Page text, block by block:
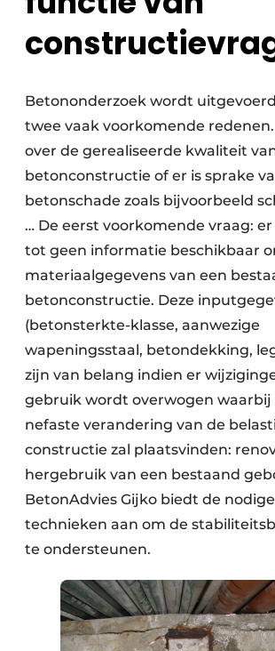
Betononderzoek wordt
twee vaak voor­komende
over de gerealiseerde kwaliteit
betonconstructie of er is sprake
betonschade zoals bijvoorbeeld
… De eerst voorkomende vraag:
tot geen informatie beschikbaar
materiaalgegevens van een
betonconstructie. Deze
(betonsterkte­-klasse, aanwezige
wapeningsstaal, betondekking,
zijn van belang indien er
gebruik wordt overwogen waarbij
nefaste verandering van de
constructie zal plaatsvinden:
hergebruik van een bestaand
BetonAdvies Gijko biedt de
technieken aan om de
te ondersteunen.